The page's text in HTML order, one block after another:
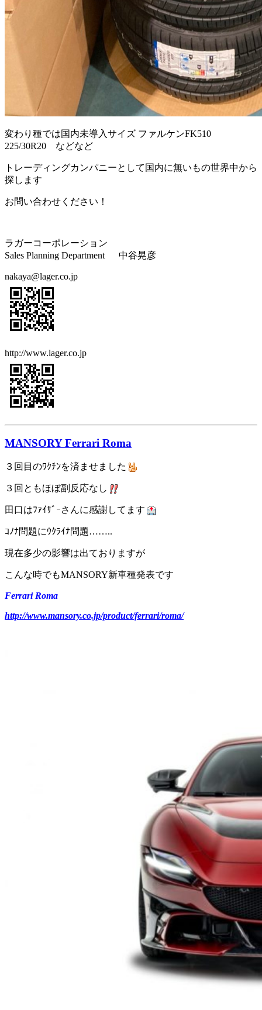
変わり種では国内未導入サイズ ファルケンFK510
225/30R20 などなど
トレーディングカンパニーとして国内に無いもの世界中から
探します
お問い合わせください！
ラガーコーポレーション
Sales Planning Department 中谷晃彦
nakaya@lager.co.jp
http://www.lager.co.jp
MANSORY Ferrari Roma
３回目のﾜｸﾁﾝを済ませました
３回ともほぼ副反応なし
田口はﾌｧｲｻﾞｰさんに感謝してます
ｺﾉﾅ問題にｳｸﾗｲﾅ問題……..
現在多少の影響は出ておりますが
こんな時でもMANSORY新車種発表です
Ferrari Roma
http://www.mansory.co.jp/product/ferrari/roma/